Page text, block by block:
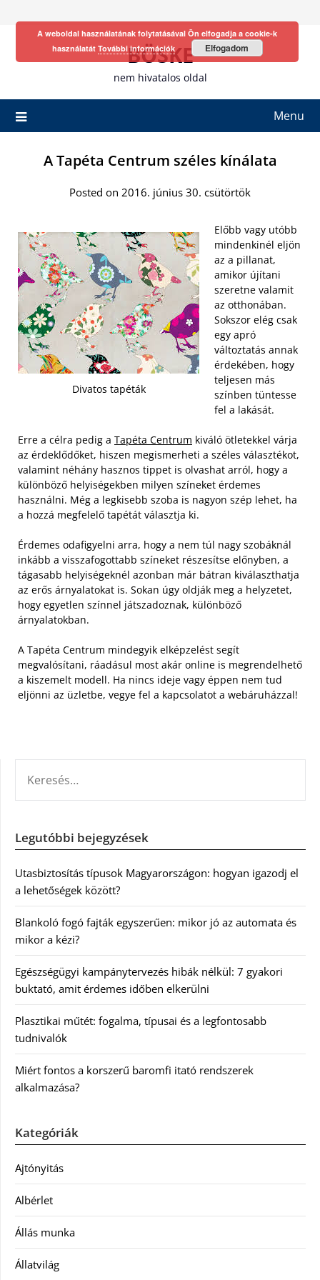
BÖSKE
nem hivatalos oldal
Menu
A Tapéta Centrum széles kínálata
Posted on 2016. június 30. csütörtök
Divatos tapéták
Előbb vagy utóbb
mindenkinél eljön
az a pillanat,
amikor újítani
szeretne valamit
az otthonában.
Sokszor elég csak
egy apró
változtatás annak
érdekében, hogy
teljesen más
színben tüntesse
fel a lakását.
Erre a célra pedig a Tapéta Centrum kiváló ötletekkel várja
az érdeklődőket, hiszen megismerheti a széles választékot,
valamint néhány hasznos tippet is olvashat arról, hogy a
különböző helyiségekben milyen színeket érdemes
használni. Még a legkisebb szoba is nagyon szép lehet, ha
a hozzá megfelelő tapétát választja ki.
Érdemes odafigyelni arra, hogy a nem túl nagy szobáknál
inkább a visszafogottabb színeket részesítse előnyben, a
tágasabb helyiségeknél azonban már bátran kiválaszthatja
az erős árnyalatokat is. Sokan úgy oldják meg a helyzetet,
hogy egyetlen színnel játszadoznak, különböző
árnyalatokban.
A Tapéta Centrum mindegyik elképzelést segít
megvalósítani, ráadásul most akár online is megrendelhető
a kiszemelt modell. Ha nincs ideje vagy éppen nem tud
eljönni az üzletbe, vegye fel a kapcsolatot a webáruházzal!
Legutóbbi bejegyzések
Utasbiztosítás típusok Magyarországon: hogyan igazodj el
a lehetőségek között?
Blankoló fogó fajták egyszerűen: mikor jó az automata és
mikor a kézi?
Egészségügyi kampánytervezés hibák nélkül: 7 gyakori
buktató, amit érdemes időben elkerülni
Plasztikai műtét: fogalma, típusai és a legfontosabb
tudnivalók
Miért fontos a korszerű baromfi itató rendszerek
alkalmazása?
Kategóriák
Ajtónyitás
Albérlet
Állás munka
Állatvilág
A weboldal használatának folytatásával Ön elfogadja a cookie-k
használatát További információk Elfogadom